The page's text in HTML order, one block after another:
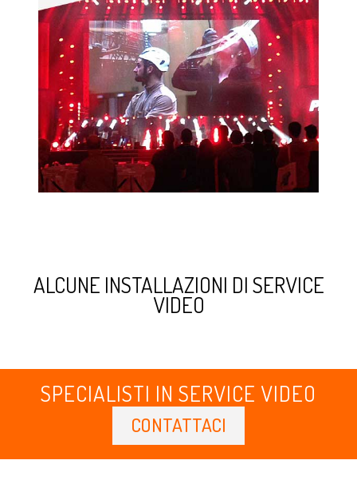
ALCUNE INSTALLAZIONI DI SERVICE
VIDEO
SPECIALISTI IN SERVICE VIDEO
CONTATTACI